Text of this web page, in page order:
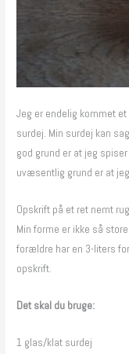
Jeg er endelig kommet
surdej. Min surdej kan
god grund er at jeg
uvæsentlig grund er at
Opskrift på et ret nemt
Min forme er ikke så
forældre har en 3-liters
opskrift.
Det skal du bruge:
1 glas/klat surdej